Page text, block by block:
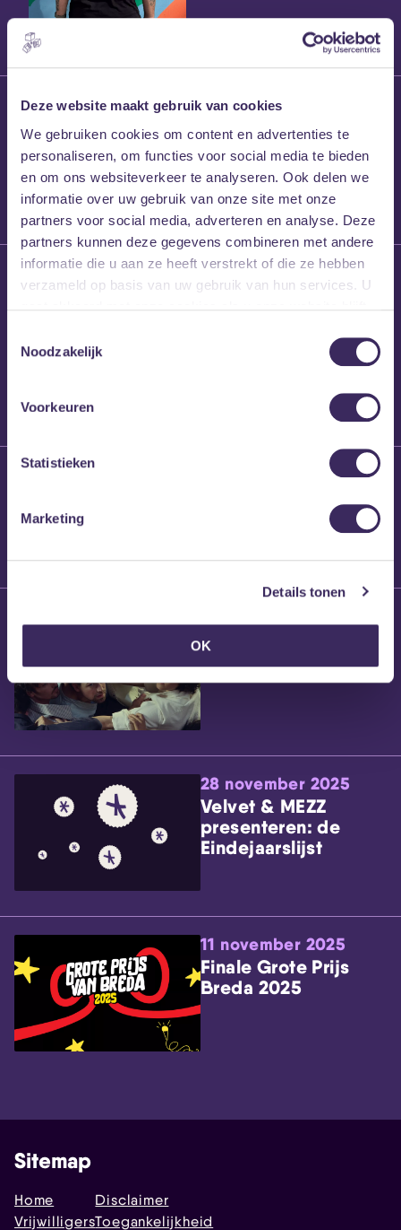
Deze website maakt gebruik van cookies
We gebruiken cookies om content en advertenties te
personaliseren, om functies voor social media te bieden
en om ons websiteverkeer te analyseren. Ook delen we
informatie over uw gebruik van onze site met onze
partners voor social media, adverteren en analyse. Deze
partners kunnen deze gegevens combineren met andere
informatie die u aan ze heeft verstrekt of die ze hebben
verzameld op basis van uw gebruik van hun services. U
Noodzakelijk
Voorkeuren
Statistieken
Marketing
Details tonen
OK
27 maart 2026
Willem’s Blog:
Frans Kalf
26 maart 2026
Willem’s Blog: High
Brennt Vanneste
Willem’s Blog: Ão
28 november 2025
Velvet & MEZZ
presenteren: de
Eindejaarslijst
11 november 2025
Finale Grote Prijs
Breda 2025
Sitemap
Home
Vrijwilligers
Disclaimer
Toegankelijkheid